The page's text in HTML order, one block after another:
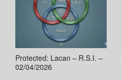
Protected: Lacan – R.S.I. –
02/04/2026